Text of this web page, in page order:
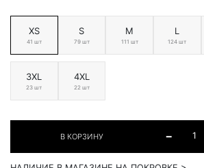
XS
41 шт
S
79 шт
M
111 шт
L
124 шт
3XL
23 шт
4XL
22 шт